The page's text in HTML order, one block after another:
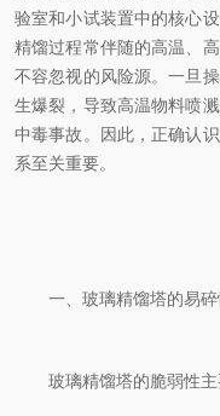
验室和小试装置中的核心
精馏过程常伴随的高温、
不容忽视的风险源。一旦
生爆裂，导致高温物料喷
中毒事故。因此，正确认
系至关重要。
一、玻璃精馏塔的易碎
玻璃精馏塔的脆弱性主